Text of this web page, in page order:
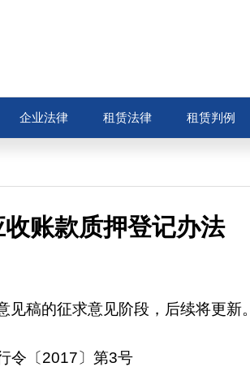
企业法律 租赁法律 租赁判例
账款质押登记办法
见稿的征求意见阶段，后续将更新。
令〔2017〕第3号